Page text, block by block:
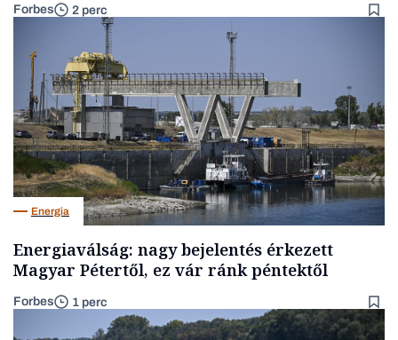
Forbes 2 perc
Energia
Energiaválság: nagy bejelentés érkezett
Magyar Pétertől, ez vár ránk péntektől
Forbes 1 perc